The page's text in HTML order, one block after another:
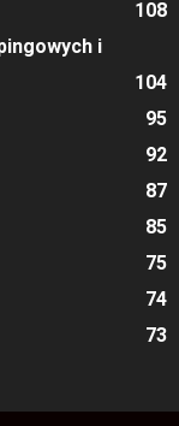
108
i
104
95
92
87
85
75
74
73